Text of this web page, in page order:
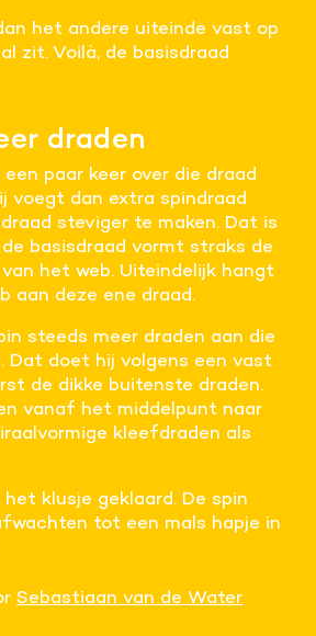
het andere uiteinde vast op
zit. Voilà, de basisdraad
draden
paar keer over die draad
voegt dan extra spindraad
steviger te maken. Dat is
basisdraad vormt straks de
het web. Uiteindelijk hangt
aan deze ene draad.
steeds meer draden aan die
Dat doet hij volgens een vast
de dikke buitenste draden.
vanaf het middelpunt naar
kleefdraden als
klusje geklaard. De spin
tot een mals hapje in
Sebastiaan van de Water